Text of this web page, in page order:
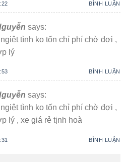
BÌNH LUẬN
says:
tình ko tốn chỉ phí chờ đợi ,
lý
BÌNH LUẬN
says:
tình ko tốn chỉ phí chờ đợi ,
lý , xe giá rẻ tịnh hoà
BÌNH LUẬN